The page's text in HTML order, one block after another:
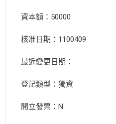
資本額：50000
核准日期：1100409
最近變更日期：
登記類型：獨資
開立發票：N